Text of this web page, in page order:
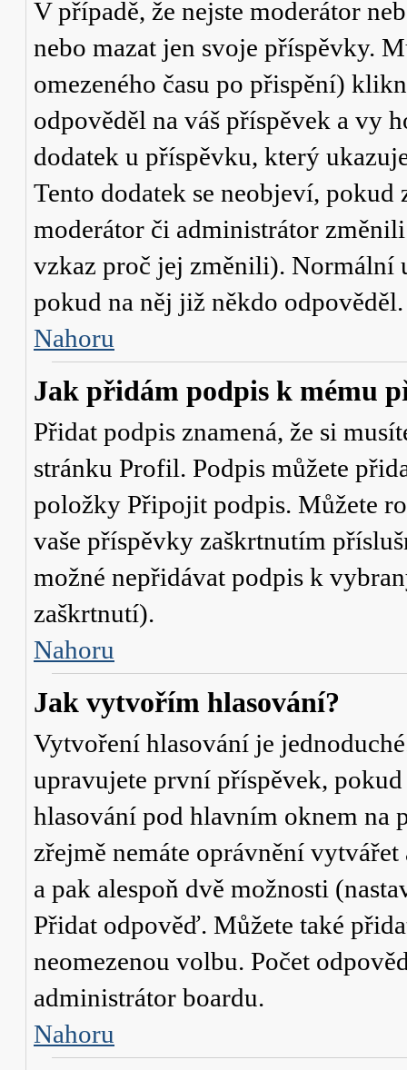
V případě, že nejste moderátor
nebo mazat jen svoje příspěvky.
omezeného času po přispění)
odpověděl na váš příspěvek a vy
dodatek u příspěvku, který
Tento dodatek se neobjeví,
moderátor či administrátor
vzkaz proč jej změnili). Normální
pokud na něj již někdo odpověděl.
Nahoru
Jak přidám podpis k mému
Přidat podpis znamená, že si
stránku Profil. Podpis můžete
položky Připojit podpis. Můžete
vaše příspěvky zaškrtnutím
možné nepřidávat podpis k
zaškrtnutí).
Nahoru
Jak vytvořím hlasování?
Vytvoření hlasování je
upravujete první příspěvek,
hlasování pod hlavním oknem na
zřejmě nemáte oprávnění
a pak alespoň dvě možnosti
Přidat odpověď. Můžete také
neomezenou volbu. Počet
administrátor boardu.
Nahoru